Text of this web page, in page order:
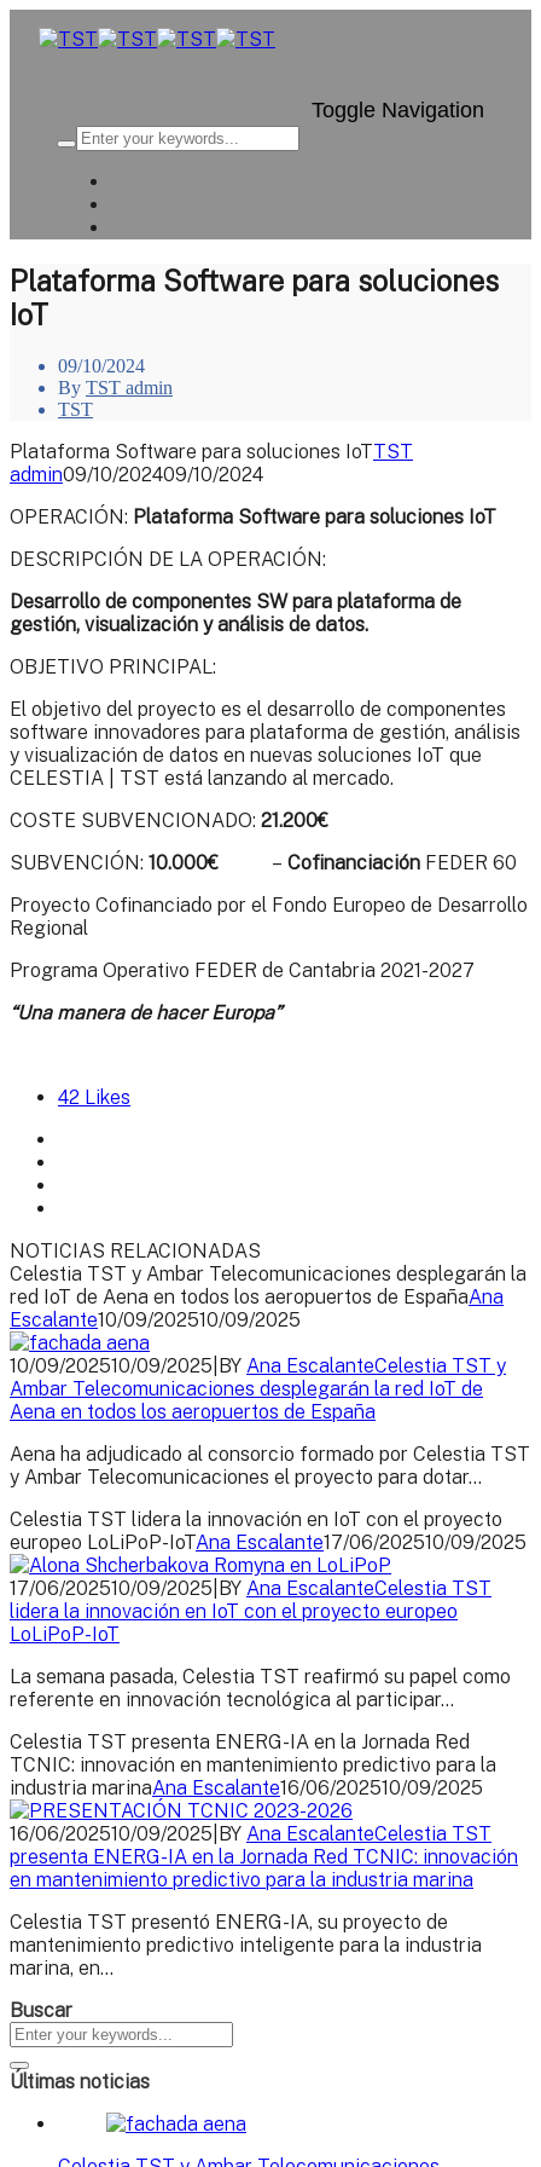
Toggle Navigation
Plataforma Software para soluciones
IoT
09/10/2024
By TST admin
TST
Plataforma Software para soluciones IoTTST
admin09/10/202409/10/2024
OPERACIÓN: Plataforma Software para soluciones IoT
DESCRIPCIÓN DE LA OPERACIÓN:
Desarrollo de componentes SW para plataforma de
gestión, visualización y análisis de datos.
OBJETIVO PRINCIPAL:
El objetivo del proyecto es el desarrollo de componentes
software innovadores para plataforma de gestión, análisis
y visualización de datos en nuevas soluciones IoT que
CELESTIA | TST está lanzando al mercado.
COSTE SUBVENCIONADO: 21.200€
SUBVENCIÓN: 10.000€ – Cofinanciación FEDER 60
Proyecto Cofinanciado por el Fondo Europeo de Desarrollo
Regional
Programa Operativo FEDER de Cantabria 2021-2027
“Una manera de hacer Europa”
42 Likes
NOTICIAS RELACIONADAS
Celestia TST y Ambar Telecomunicaciones desplegarán la
red IoT de Aena en todos los aeropuertos de EspañaAna
Escalante10/09/202510/09/2025
10/09/202510/09/2025 BY Ana EscalanteCelestia TST y
Ambar Telecomunicaciones desplegarán la red IoT de
Aena en todos los aeropuertos de España
Aena ha adjudicado al consorcio formado por Celestia TST
y Ambar Telecomunicaciones el proyecto para dotar...
Celestia TST lidera la innovación en IoT con el proyecto
europeo LoLiPoP-IoTAna Escalante17/06/202510/09/2025
17/06/202510/09/2025 BY Ana EscalanteCelestia TST
lidera la innovación en IoT con el proyecto europeo
LoLiPoP-IoT
La semana pasada, Celestia TST reafirmó su papel como
referente en innovación tecnológica al participar...
Celestia TST presenta ENERG-IA en la Jornada Red
TCNIC: innovación en mantenimiento predictivo para la
industria marinaAna Escalante16/06/202510/09/2025
16/06/202510/09/2025 BY Ana EscalanteCelestia TST
presenta ENERG-IA en la Jornada Red TCNIC: innovación
en mantenimiento predictivo para la industria marina
Celestia TST presentó ENERG-IA, su proyecto de
mantenimiento predictivo inteligente para la industria
marina, en...
Buscar
Últimas noticias